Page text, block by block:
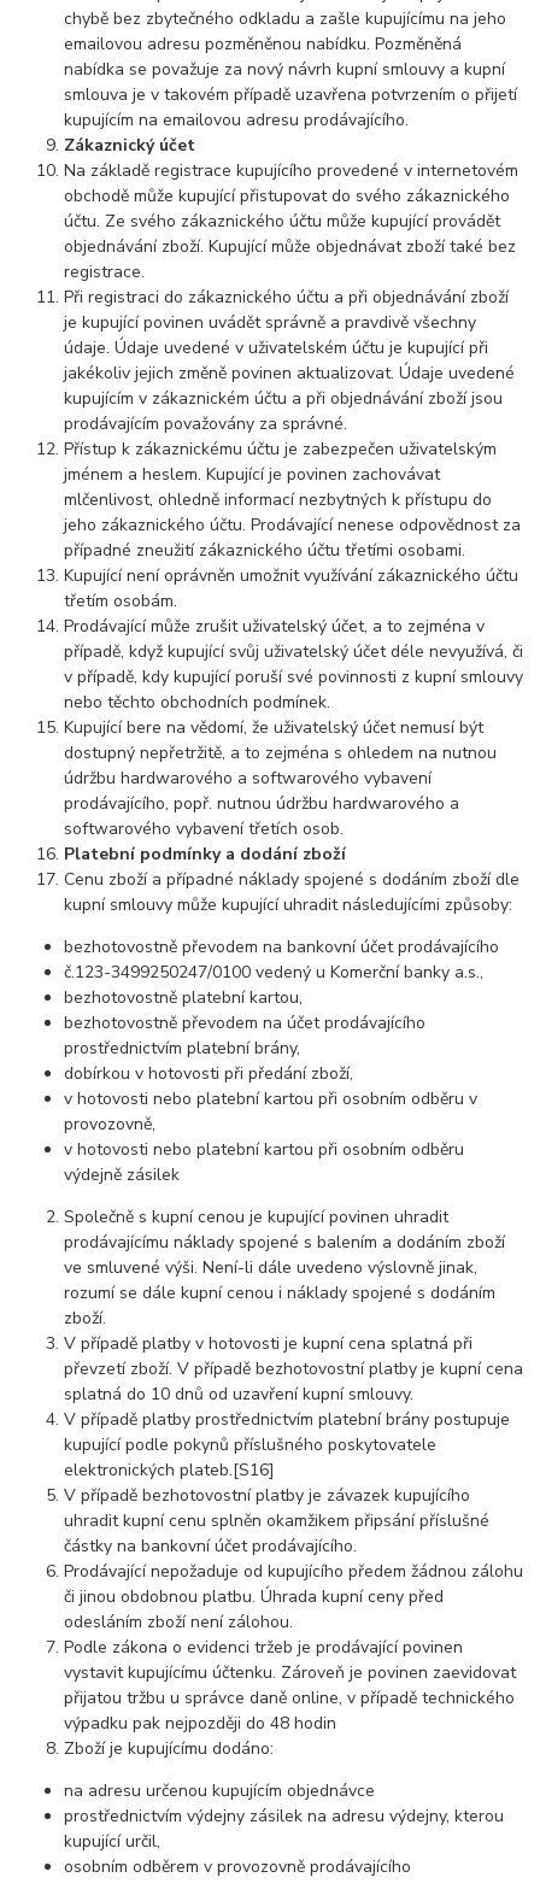
chybě bez zbytečného odkladu a zašle kupujícímu na jeho
emailovou adresu pozměněnou nabídku. Pozměněná
nabídka se považuje za nový návrh kupní smlouvy a kupní
smlouva je v takovém případě uzavřena potvrzením o přijetí
kupujícím na emailovou adresu prodávajícího.
Zákaznický účet
Na základě registrace kupujícího provedené v internetovém
obchodě může kupující přistupovat do svého zákaznického
účtu. Ze svého zákaznického účtu může kupující provádět
objednávání zboží. Kupující může objednávat zboží také bez
registrace.
Při registraci do zákaznického účtu a při objednávání zboží
je kupující povinen uvádět správně a pravdivě všechny
údaje. Údaje uvedené v uživatelském účtu je kupující při
jakékoliv jejich změně povinen aktualizovat. Údaje uvedené
kupujícím v zákaznickém účtu a při objednávání zboží jsou
prodávajícím považovány za správné.
Přístup k zákaznickému účtu je zabezpečen uživatelským
jménem a heslem. Kupující je povinen zachovávat
mlčenlivost, ohledně informací nezbytných k přístupu do
jeho zákaznického účtu. Prodávající nenese odpovědnost za
případné zneužití zákaznického účtu třetími osobami.
Kupující není oprávněn umožnit využívání zákaznického účtu
třetím osobám.
Prodávající může zrušit uživatelský účet, a to zejména v
případě, když kupující svůj uživatelský účet déle nevyužívá, či
v případě, kdy kupující poruší své povinnosti z kupní smlouvy
nebo těchto obchodních podmínek.
Kupující bere na vědomí, že uživatelský účet nemusí být
dostupný nepřetržitě, a to zejména s ohledem na nutnou
údržbu hardwarového a softwarového vybavení
prodávajícího, popř. nutnou údržbu hardwarového a
softwarového vybavení třetích osob.
Platební podmínky a dodání zboží
Cenu zboží a případné náklady spojené s dodáním zboží dle
kupní smlouvy může kupující uhradit následujícími způsoby:
bezhotovostně převodem na bankovní účet prodávajícího
č.123-3499250247/0100vedený u Komerční banky a.s.,
bezhotovostně platební kartou,
bezhotovostně převodem na účet prodávajícího
prostřednictvím platební brány,
dobírkou v hotovosti při předání zboží,
v hotovosti nebo platební kartou při osobním odběru v
provozovně,
v hotovosti nebo platební kartou při osobním odběru
výdejně zásilek
Společně s kupní cenou je kupující povinen uhradit
prodávajícímu náklady spojené s balením a dodáním zboží
ve smluvené výši. Není-li dále uvedeno výslovně jinak,
rozumí se dále kupní cenou i náklady spojené s dodáním
zboží.
V případě platby v hotovosti je kupní cena splatná při
převzetí zboží. V případě bezhotovostní platby je kupní cena
splatná do 10 dnů od uzavření kupní smlouvy.
V případě platby prostřednictvím platební brány postupuje
kupující podle pokynů příslušného poskytovatele
elektronických plateb.[S16]
V případě bezhotovostní platby je závazek kupujícího
uhradit kupní cenu splněn okamžikem připsání příslušné
částky na bankovní účet prodávajícího.
Prodávající nepožaduje od kupujícího předem žádnou zálohu
či jinou obdobnou platbu. Úhrada kupní ceny před
odesláním zboží není zálohou.
Podle zákona o evidenci tržeb je prodávající povinen
vystavit kupujícímu účtenku. Zároveň je povinen zaevidovat
přijatou tržbu u správce daně online, v případě technického
výpadku pak nejpozději do 48 hodin
Zboží je kupujícímu dodáno:
na adresu určenou kupujícím objednávce
prostřednictvím výdejny zásilek na adresu výdejny, kterou
kupující určil,
osobním odběrem v provozovně prodávajícího